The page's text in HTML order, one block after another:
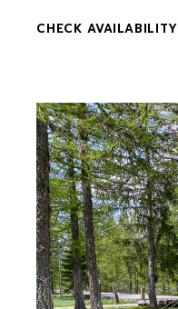
CHECK AVAILABILITY